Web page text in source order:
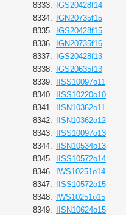
8333.
IGS20428f14
8334.
IGN20735f15
8335.
IGS20428f15
8336.
IGN20735f16
8337.
IGS20428f13
8338.
IGS20635f13
8339.
IISS10097o11
8340.
IISS10220o10
8341.
IISN10362o11
8342.
IISN10362o12
8343.
IISS10097o13
8344.
IISN10534o13
8345.
IISS10572o14
8346.
IWS10251o14
8347.
IISS10572o15
8348.
IWS10251o15
8349.
IISN10624o15